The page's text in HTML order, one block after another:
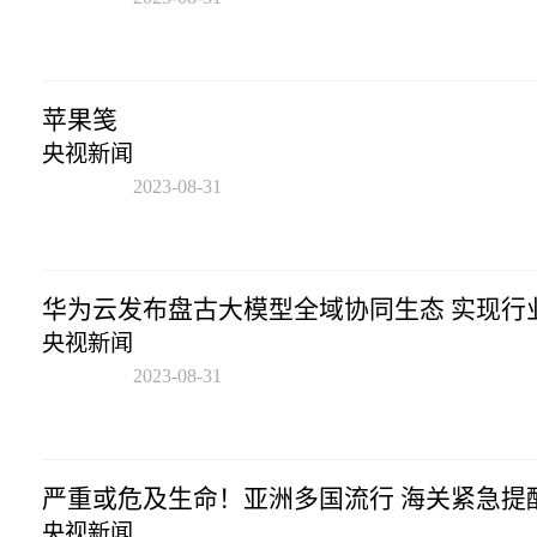
苹果笺
央视新闻
2023-08-31
华为云发布盘古大模型全域协同生态 实现行
央视新闻
2023-08-31
严重或危及生命！亚洲多国流行 海关紧急提